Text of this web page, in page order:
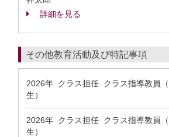
詳細を見る
その他教育活動及び特記事項
2026年 クラス担任 クラス指導教員
生）
2026年 クラス担任 クラス指導教員
生）